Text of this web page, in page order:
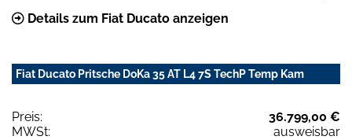
Details zum Fiat Ducato anzeigen
Fiat Ducato Pritsche DoKa 35 AT L4 7S TechP Temp Kam
Preis:
36.799,00 €
MWSt:
ausweisbar